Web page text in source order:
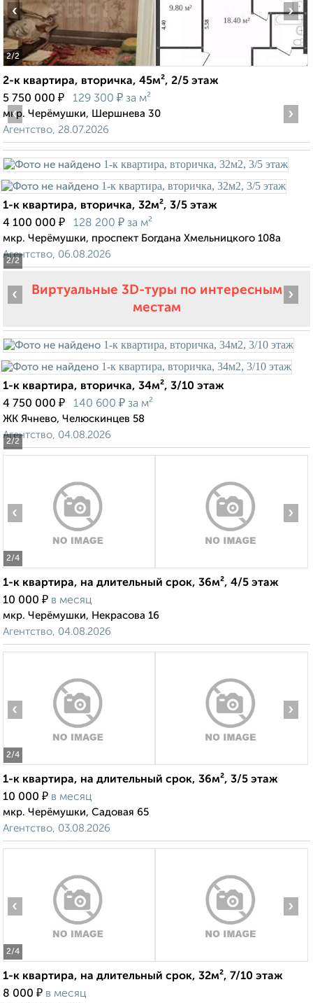
2/2
‹ ›
2-к квартира, вторичка, 45м², 2/5 этаж
5 750 000 ₽ 129 300 ₽ за м²
мкр. Черёмушки, Шершнева 30
Агентство, 28.07.2026
2/2
‹ ›
1-к квартира, вторичка, 32м², 3/5 этаж
4 100 000 ₽ 128 200 ₽ за м²
мкр. Черёмушки, проспект Богдана Хмельницкого 108а
Агентство, 06.08.2026
Виртуальные 3D-туры по интересным
местам
2/2
‹ ›
1-к квартира, вторичка, 34м², 3/10 этаж
4 750 000 ₽ 140 600 ₽ за м²
ЖК Ячнево, Челюскинцев 58
Агентство, 04.08.2026
2/4
‹ ›
1-к квартира, на длительный срок, 36м², 4/5 этаж
10 000 ₽ в месяц
мкр. Черёмушки, Некрасова 16
Агентство, 04.08.2026
2/4
‹ ›
1-к квартира, на длительный срок, 36м², 3/5 этаж
10 000 ₽ в месяц
мкр. Черёмушки, Садовая 65
Агентство, 03.08.2026
2/4
‹ ›
1-к квартира, на длительный срок, 32м², 7/10 этаж
8 000 ₽ в месяц